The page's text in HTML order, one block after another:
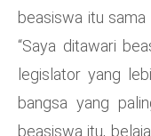
beasiswa itu sama
“Saya ditawari
legislator yang
bangsa yang
beasiswa itu,